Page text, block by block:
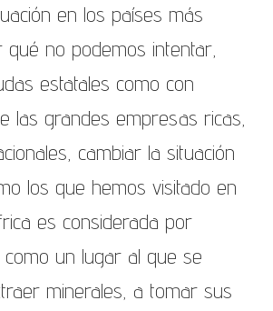
en los países más
qué no podemos intentar,
estatales como con
las grandes empresas ricas,
cambiar la situación
los que hemos visitado en
es considerada por
un lugar al que se
minerales, a tomar sus